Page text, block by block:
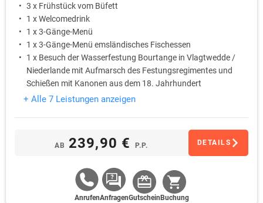
3 x Frühstück vom Büfett
1 x Welcomedrink
1 x 3-Gänge-Menü
1 x 3-Gänge-Menü emsländisches Fischessen
1 x Besuch der Wasserfestung Bourtange in Vlagtwedde /
Niederlande mit Aufmarsch des Festungsregimentes und
Schießen mit Kanonen aus dem 18. Jahrhundert
Ostersonntag
+ Alle 7 Leistungen anzeigen
AB 239,90 € P.P. DETAILS
AnrufenAnfragenGutschein Buchung